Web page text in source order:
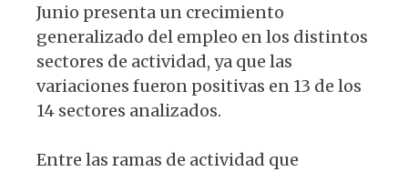
Junio presenta un crecimiento
generalizado del empleo en los distintos
sectores de actividad, ya que las
variaciones fueron positivas en 13 de los
14 sectores analizados.
Entre las ramas de actividad que